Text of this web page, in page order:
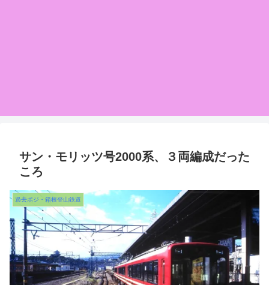
サン・モリッツ号2000系、３両編成だった
ころ
過去ポジ・箱根登山鉄道